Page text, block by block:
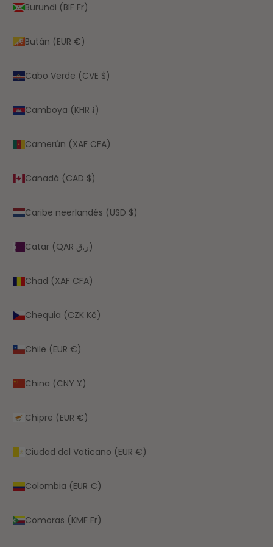
Burundi (BIF Fr)
Bután (EUR €)
Cabo Verde (CVE $)
Camboya (KHR ៛)
Camerún (XAF CFA)
Canadá (CAD $)
Caribe neerlandés (USD $)
Catar (QAR ر.ق)
Chad (XAF CFA)
Chequia (CZK Kč)
Chile (EUR €)
China (CNY ¥)
Chipre (EUR €)
Ciudad del Vaticano (EUR €)
Colombia (EUR €)
Comoras (KMF Fr)